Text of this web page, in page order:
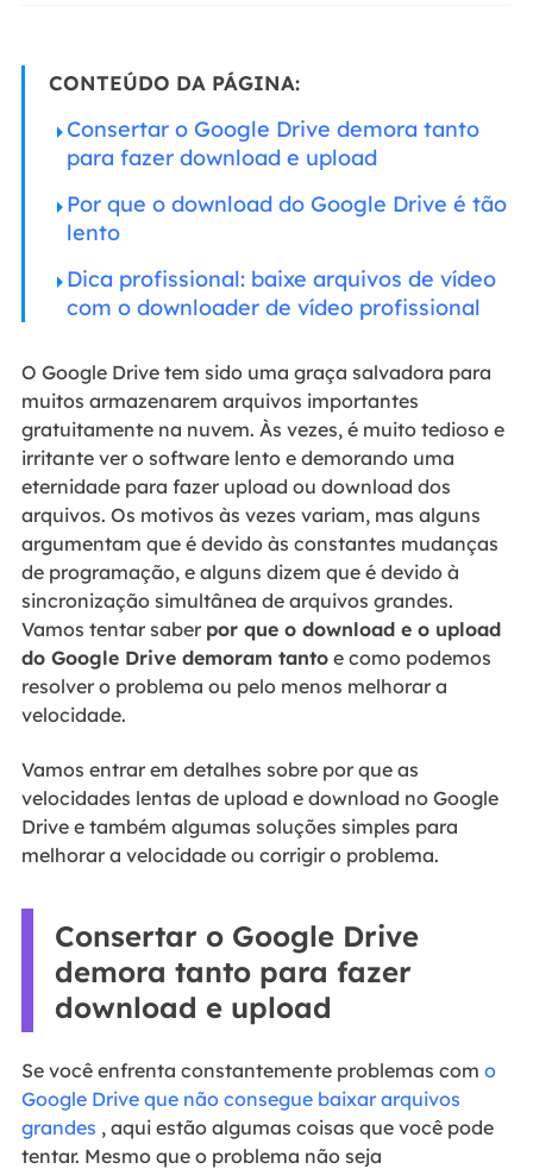
CONTEÚDO DA PÁGINA:
Consertar o Google Drive demora tanto
para fazer download e upload
Por que o download do Google Drive é tão
lento
Dica profissional: baixe arquivos de vídeo
com o downloader de vídeo profissional
O Google Drive tem sido uma graça salvadora para
muitos armazenarem arquivos importantes
gratuitamente na nuvem. Às vezes, é muito tedioso e
irritante ver o software lento e demorando uma
eternidade para fazer upload ou download dos
arquivos. Os motivos às vezes variam, mas alguns
argumentam que é devido às constantes mudanças
de programação, e alguns dizem que é devido à
sincronização simultânea de arquivos grandes.
Vamos tentar saber por que o download e o upload
do Google Drive demoram tantoe como podemos
resolver o problema ou pelo menos melhorar a
velocidade.
Vamos entrar em detalhes sobre por que as
velocidades lentas de upload e download no Google
Drive e também algumas soluções simples para
melhorar a velocidade ou corrigir o problema.
Consertar o Google Drive
demora tanto para fazer
download e upload
Se você enfrenta constantemente problemas com o
Google Drive que não consegue baixar arquivos
grandes , aqui estão algumas coisas que você pode
tentar. Mesmo que o problema não seja